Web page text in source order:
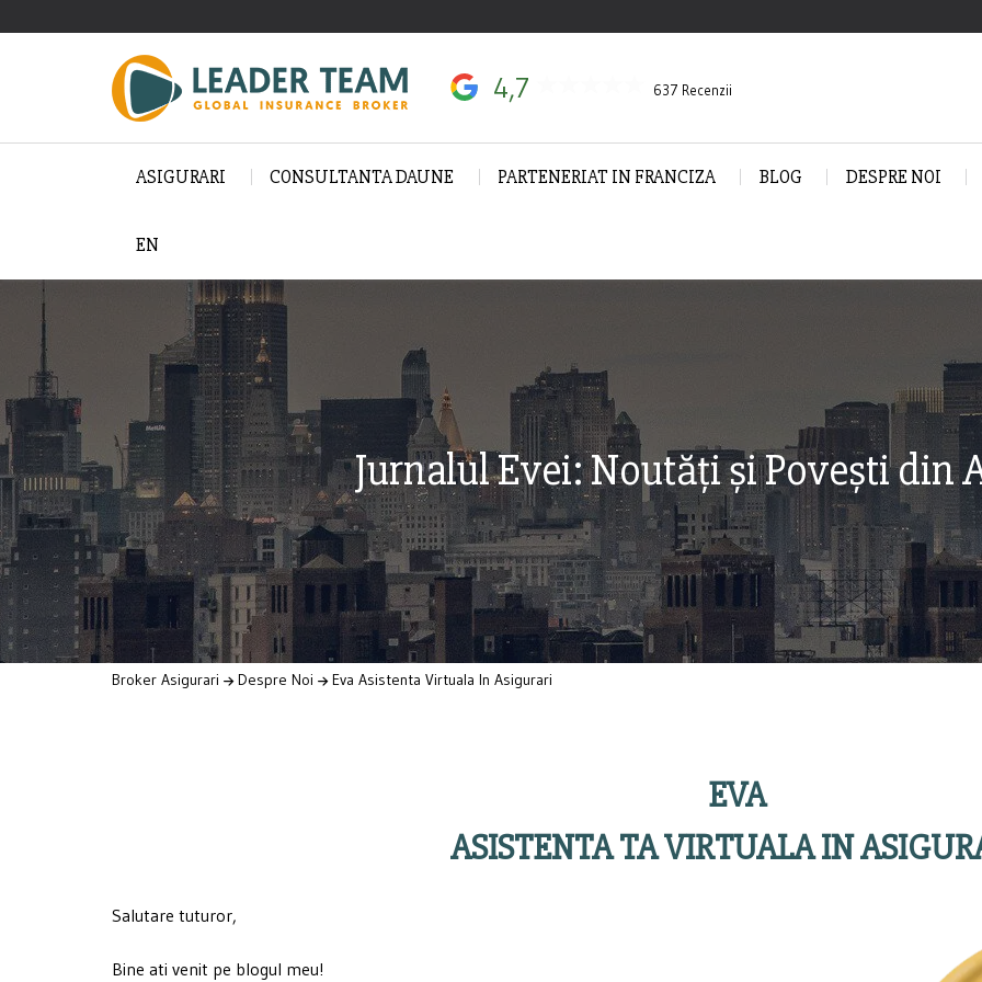
4,7 637 Recenzii
ASIGURARI CONSULTANTA DAUNE PARTENERIAT IN FRANCIZA BLOG DESPRE NOI
EN
Jurnalul Evei: Noutăți și Povești din
Broker Asigurari Despre Noi Eva Asistenta Virtuala In Asigurari
EVA
ASISTENTA TA VIRTUALA IN
Salutare tuturor,
Bine ati venit pe blogul meu!